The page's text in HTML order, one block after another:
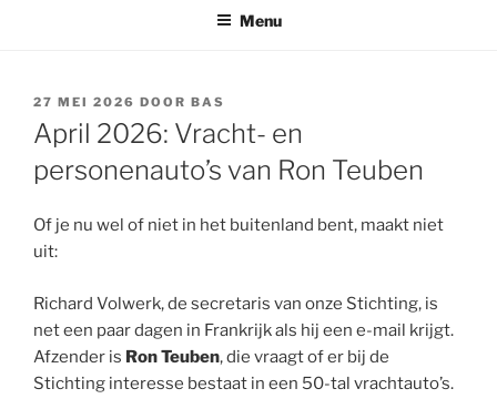
Menu
GEPLAATST
OP
27 MEI 2026 DOOR BAS
April 2026: Vracht- en
personenauto’s van Ron Teuben
Of je nu wel of niet in het buitenland bent, maakt niet
uit:
Richard Volwerk, de secretaris van onze Stichting, is
net een paar dagen in Frankrijk als hij een e-mail krijgt.
Afzender is Ron Teuben, die vraagt of er bij de
Stichting interesse bestaat in een 50-tal vrachtauto’s.